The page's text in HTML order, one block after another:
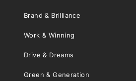
Brand & Brilliance
Work & Winning
Drive & Dreams
Green & Generation